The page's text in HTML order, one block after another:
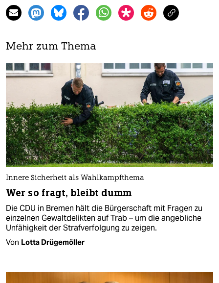
Mehr zum Thema
Innere Sicherheit als Wahlkampfthema
Wer so fragt, bleibt dumm
Die CDU in Bremen hält die Bürgerschaft mit Fragen zu
einzelnen Gewaltdelikten auf Trab – um die angebliche
Unfähigkeit der Strafverfolgung zu zeigen.
Von Lotta Drügemöller